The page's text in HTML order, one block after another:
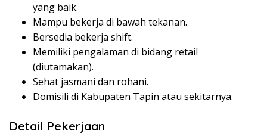
yang baik.
Mampu bekerja di bawah tekanan.
Bersedia bekerja shift.
Memiliki pengalaman di bidang retail
(diutamakan).
Sehat jasmani dan rohani.
Domisili di Kabupaten Tapin atau sekitarnya.
Detail Pekerjaan